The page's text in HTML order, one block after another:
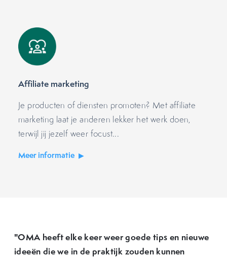
Affiliate marketing
Je producten of diensten promoten? Met affiliate
marketing laat je anderen lekker het werk doen,
terwijl jij jezelf weer focust...
Meer informatie
"OMA heeft elke keer weer goede tips en nieuwe
ideeën die we in de praktijk zouden kunnen